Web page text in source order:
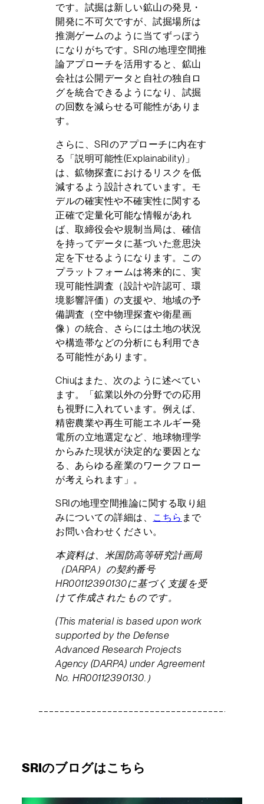
です。試掘は新しい鉱山の発見・
開発に不可欠ですが、試掘場所は
推測ゲームのように当てずっぽう
になりがちです。SRIの地理空間推
論アプローチを活用すると、鉱山
会社は公開データと自社の独自ロ
グを統合できるようになり、試掘
の回数を減らせる可能性がありま
す。
さらに、SRIのアプローチに内在す
る「説明可能性(Explainability)」
は、鉱物探査におけるリスクを低
減するよう設計されています。モ
デルの確実性や不確実性に関する
正確で定量化可能な情報があれ
ば、取締役会や規制当局は、確信
を持ってデータに基づいた意思決
定を下せるようになります。この
プラットフォームは将来的に、実
現可能性調査（設計や許認可、環
境影響評価）の支援や、地域の予
備調査（空中物理探査や衛星画
像）の統合、さらには土地の状況
や構造帯などの分析にも利用でき
る可能性があります。
Chiuはまた、次のように述べてい
ます。「鉱業以外の分野での応用
も視野に入れています。例えば、
精密農業や再生可能エネルギー発
電所の立地選定など、地球物理学
からみた現状が決定的な要因とな
る、あらゆる産業のワークフロー
が考えられます」。
SRIの地理空間推論に関する取り組
みについての詳細は、 こちら まで
お問い合わせください。
本資料は、米国防高等研究計画局
（DARPA）の契約番号
HR00112390130に基づく支援を受
けて作成されたものです。
(This material is based upon work
supported by the Defense
Advanced Research Projects
Agency (DARPA) under Agreement
No. HR00112390130.）
SRIのブログはこちら